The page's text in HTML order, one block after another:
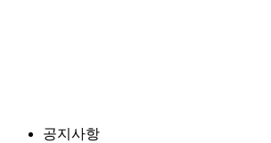
공지사항